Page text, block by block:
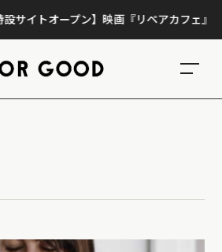
イトオープン】映画『リペアカフェ』、上